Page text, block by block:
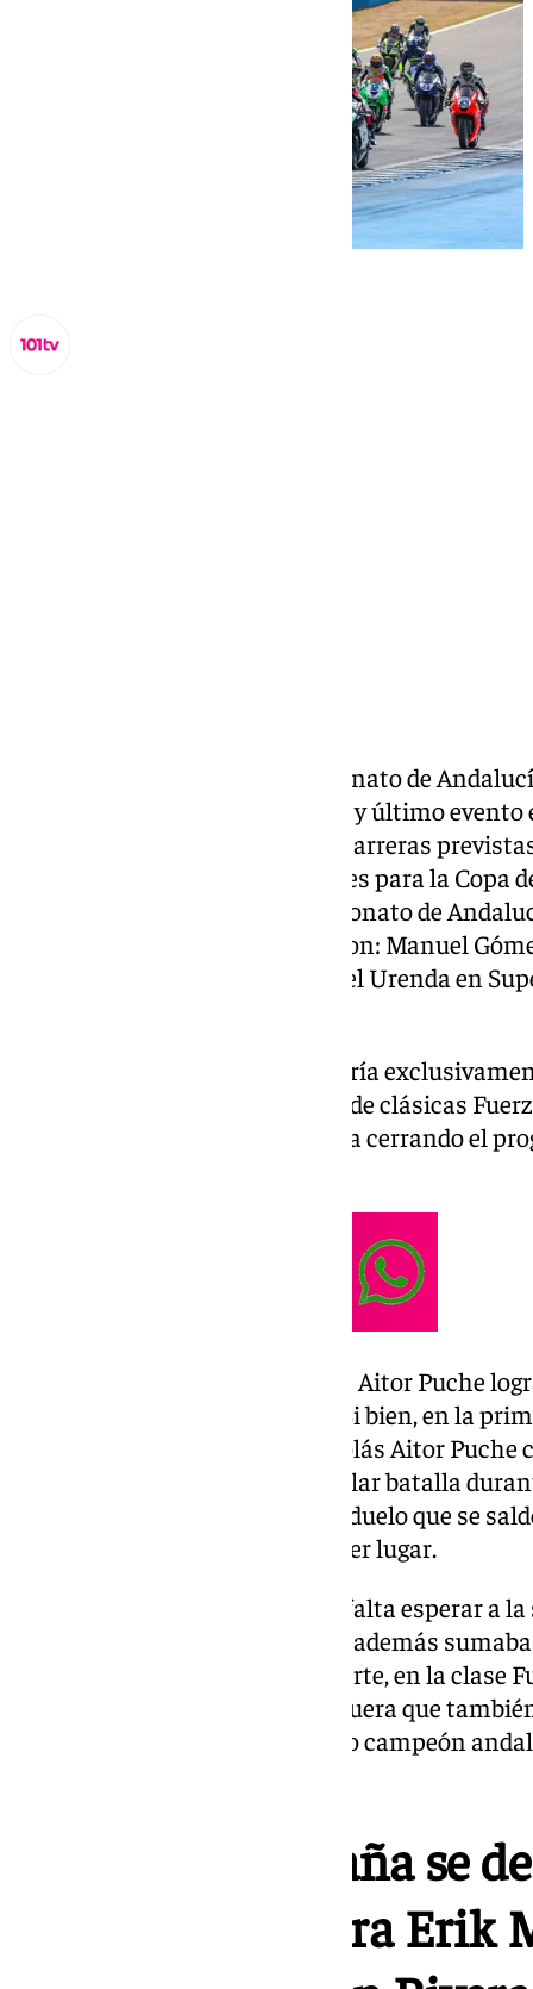
La Copa de España y el Campeonato de
domingo punto final a su tercer y último
2024 con la disputa de las seis carreras
que, por un lado, eran puntuables para la Copa
que por otro, decidían el Campeonato de
campeones que a la postre fueron: Manuel
Puche en Critérium 125cc, Rafael Urenda en
Y precisamente con una categoría
jornada dominical, la categoría de clásicas
contó con dos mangas, la última cerrando el
En los entrenamientos, Nicolás Aitor Puche
mucha diferencia con el resto. Si bien, en la
parecían igualarse, y tanto Nicolás Aitor
Dios Donaire, tenía una particular batalla
manga. Un bonito y competido duelo que se
segundo y Antonio Baca en tercer lugar.
Con estos resultados, no hacía falta esperar a
al campeón que era Puche, (que además
Donaire subcampeón. Por su parte, en la clase
correspondía a Juan Carlos Higuera que
segunda manga, siendo el nuevo campeón
La Copa de España se
con victorias para Erik